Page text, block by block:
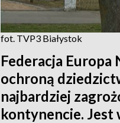
fot. TVP3 Białystok
Federacja Europa
ochroną
najbardziej
kontynencie. Jest